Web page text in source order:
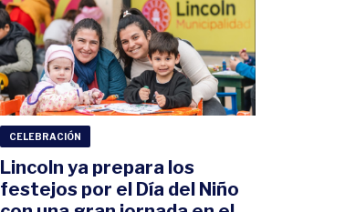
CELEBRACIÓN
Lincoln ya prepara los
festejos por el Día del Niño